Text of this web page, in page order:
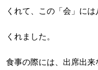
くれて、この「会」に
くれました。
食事の際には、出席出